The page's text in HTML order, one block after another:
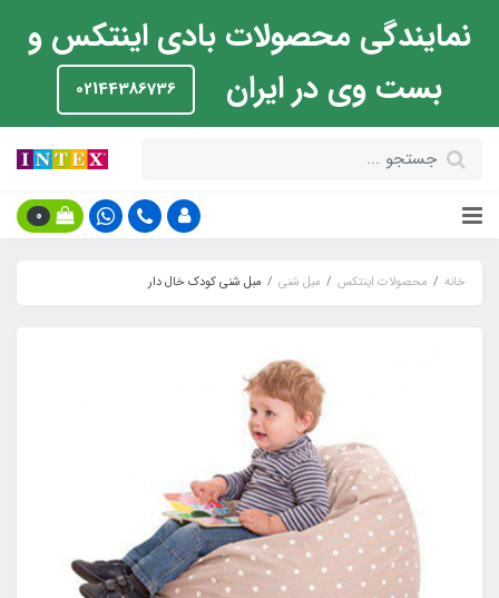
نمایندگی محصولات بادی اینتکس و
بست وی در ایران
02144386736
0
خانه محصولات اینتکس مبل شنی مبل شنی کودک خال دار